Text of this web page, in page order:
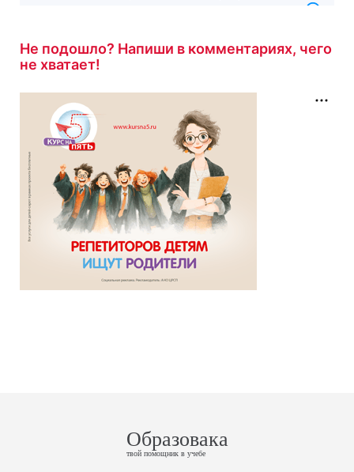
Не подошло? Напиши в комментариях, чего
не хватает!
Образовака
твой помощник в учебе